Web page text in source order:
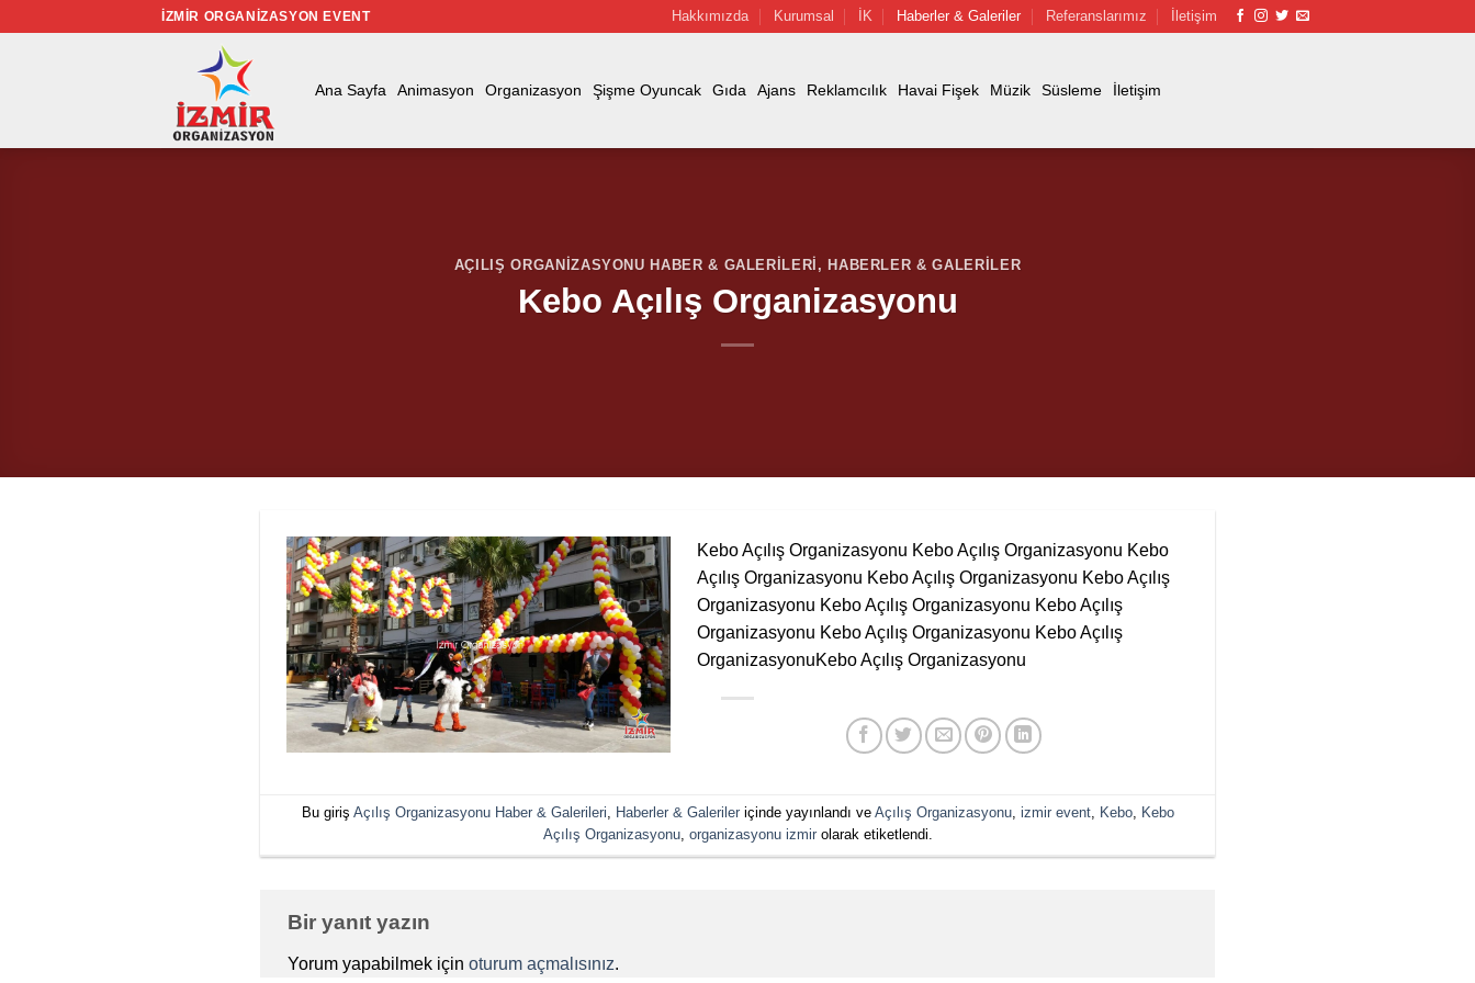
İZMIR ORGANIZASYON EVENT Hakkımızda Kurumsal İK Haberler & Galeriler Referanslarımız İletişim
Ana Sayfa Animasyon Organizasyon Şişme Oyuncak Gıda Ajans Reklamcılık Havai Fişek Müzik Süsleme İletişim
AÇILIŞ ORGANIZASYONU HABER & GALERILERI , HABERLER & GALERILER
Kebo Açılış Organizasyonu
Kebo Açılış Organizasyonu Kebo Açılış Organizasyonu Kebo
Açılış Organizasyonu Kebo Açılış Organizasyonu Kebo Açılış
Organizasyonu Kebo Açılış Organizasyonu Kebo Açılış
Organizasyonu Kebo Açılış Organizasyonu Kebo Açılış
OrganizasyonuKebo Açılış Organizasyonu
Bu giriş Açılış Organizasyonu Haber & Galerileri, Haberler & Galerileriçinde yayınlandı ve Açılış Organizasyonu, izmir event, Kebo, Kebo
Açılış Organizasyonu, organizasyonu izmirolarak etiketlendi.
Bir yanıt yazın
Yorum yapabilmek için oturum açmalısınız.